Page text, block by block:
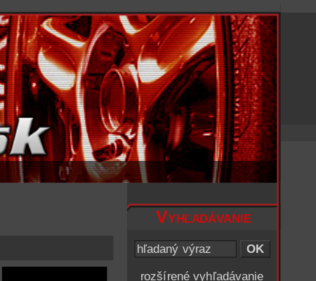
Vyhľadávanie
rozšírené vyhľadávanie